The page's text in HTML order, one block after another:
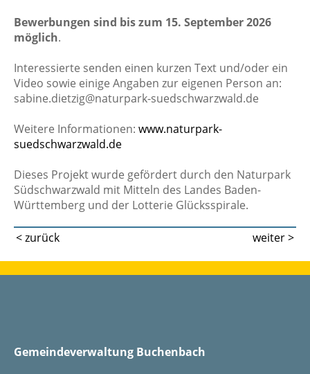
Bewerbungen sind bis zum 15. September 2026
möglich.
Interessierte senden einen kurzen Text und/oder ein
Video sowie einige Angaben zur eigenen Person an:
sabine.dietzig@naturpark-suedschwarzwald.de
Weitere Informationen: www.naturpark-
suedschwarzwald.de
Dieses Projekt wurde gefördert durch den Naturpark
Südschwarzwald mit Mitteln des Landes Baden-
Württemberg und der Lotterie Glücksspirale.
< zurück weiter >
Gemeindeverwaltung Buchenbach